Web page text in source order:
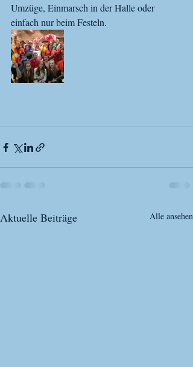
Umzüge, Einmarsch in der Halle oder
einfach nur beim Festeln.
Aktuelle Beiträge Alle ansehen